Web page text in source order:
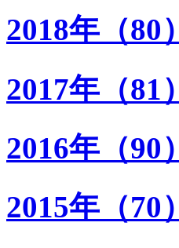
2018年（80）
2017年（81）
2016年（90）
2015年（70）